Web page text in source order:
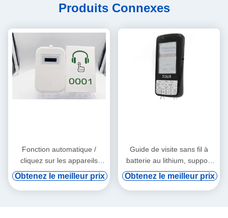
Produits Connexes
Fonction automatique /
cliquez sur les appareils
audio tourne-tourne
Obtenez le meilleur prix
Guide de visite sans fil à
batterie au lithium, support
de vod numérique et
induction automatique
Obtenez le meilleur prix